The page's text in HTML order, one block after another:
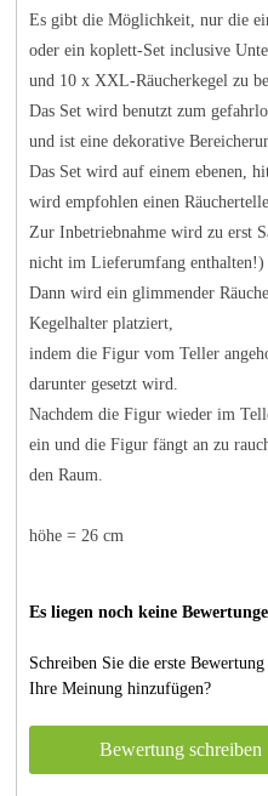
Es gibt die Möglichkeit, nur die
oder ein koplett-Set inclusive
und 10 x XXL-Räucherkegel zu
Das Set wird benutzt zum
und ist eine dekorative
Das Set wird auf einem ebenen,
wird empfohlen einen
Zur Inbetriebnahme wird zu erst
nicht im Lieferumfang enthalten!)
Dann wird ein glimmender
Kegelhalter platziert,
indem die Figur vom Teller
darunter gesetzt wird.
Nachdem die Figur wieder im
ein und die Figur fängt an zu
den Raum.
höhe = 26 cm
Es liegen noch keine
Schreiben Sie die erste
Ihre Meinung hinzufügen?
Bewertung schreiben